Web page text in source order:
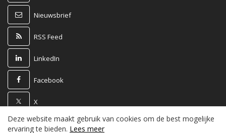
Nieuwsbrief
RSS Feed
LinkedIn
Facebook
X
Powered by
Deze website maakt gebruik van cookies om de best mogelijke
ervaring te bieden. Lees meer